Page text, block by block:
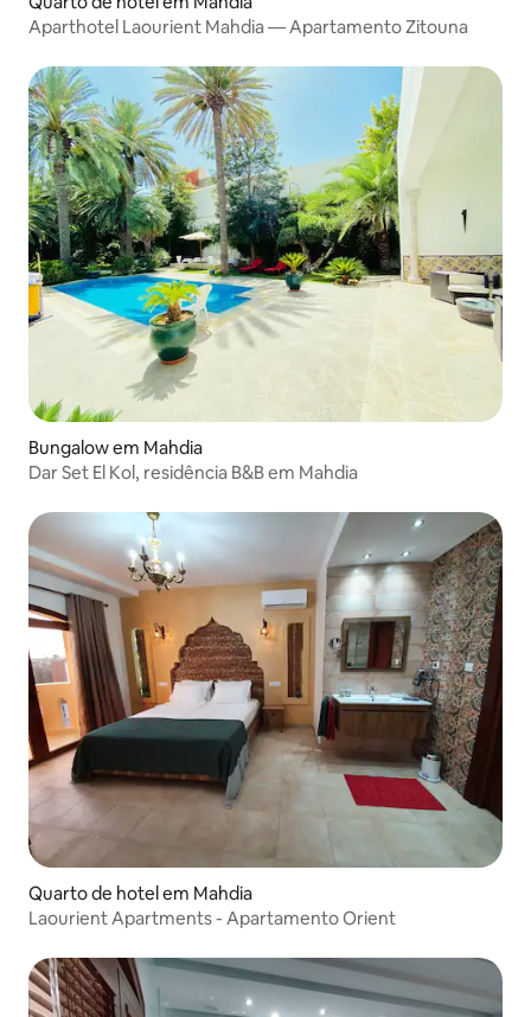
Aparthotel Laourient Mahdia — Apartamento Zitouna
Bungalow em Mahdia
Dar Set El Kol, residência B&B em Mahdia
Quarto de hotel em Mahdia
Laourient Apartments - Apartamento Orient